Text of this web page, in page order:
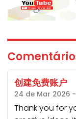
创建免费账户
24 de Mar 2026
Thank you for